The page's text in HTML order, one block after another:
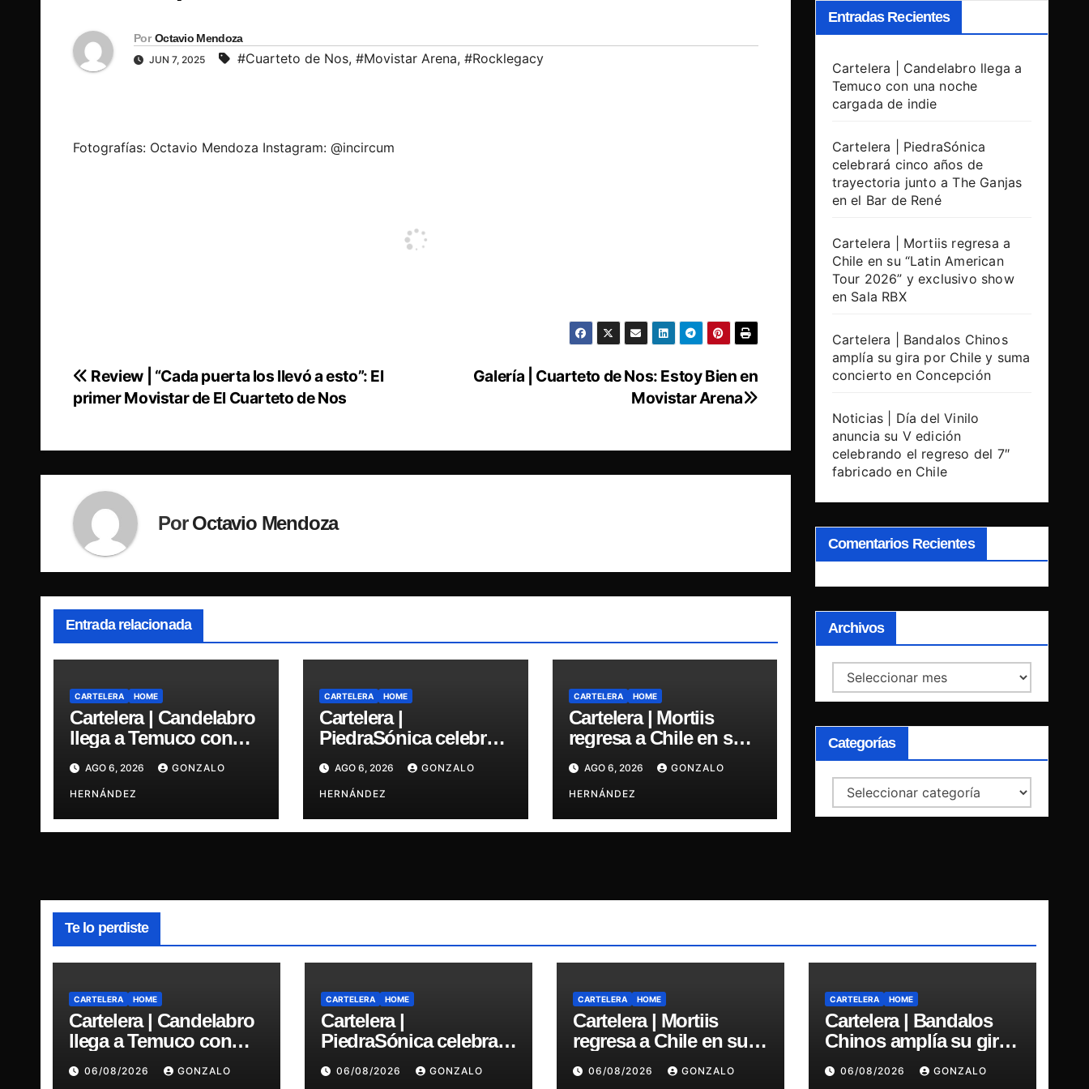
Por Octavio Mendoza
JUN 7, 2025 #Cuarteto de Nos, #Movistar Arena, #Rocklegacy
Fotografías: Octavio Mendoza Instagram: @incircum
Navegación
de
entradas
Galería | Cuarteto de Nos: Estoy Bien en
Movistar Arena
Review | “Cada puerta los llevó a esto”: El
primer Movistar de El Cuarteto de Nos
PorOctavio Mendoza
Entrada relacionada
CARTELERA HOME
Cartelera | Candelabro
llega a Temuco con
una noche cargada de
indie
AGO 6, 2026 GONZALO
HERNÁNDEZ
CARTELERA HOME
Cartelera |
PiedraSónica celebrará
cinco años de
trayectoria junto a The
Ganjas en el Bar de
René
AGO 6, 2026 GONZALO
HERNÁNDEZ
CARTELERA HOME
Cartelera | Mortiis
regresa a Chile en su
“Latin American Tour
2026” y exclusivo
show en Sala RBX
AGO 6, 2026 GONZALO
HERNÁNDEZ
Entradas Recientes
Cartelera | Candelabro llega a
Temuco con una noche
cargada de indie
Cartelera | PiedraSónica
celebrará cinco años de
trayectoria junto a The Ganjas
en el Bar de René
Cartelera | Mortiis regresa a
Chile en su “Latin American
Tour 2026” y exclusivo show
en Sala RBX
Cartelera | Bandalos Chinos
amplía su gira por Chile y suma
concierto en Concepción
Noticias | Día del Vinilo
anuncia su V edición
celebrando el regreso del 7″
fabricado en Chile
Comentarios Recientes
Archivos
Archivos
Categorías
Categorías
Te lo perdiste
CARTELERA HOME
Cartelera | Candelabro
llega a Temuco con
una noche cargada de
indie
06/08/2026 GONZALO
CARTELERA HOME
Cartelera |
PiedraSónica celebrará
cinco años de
trayectoria junto a The
06/08/2026 GONZALO
CARTELERA HOME
Cartelera | Mortiis
regresa a Chile en su
“Latin American Tour
2026” y exclusivo
06/08/2026 GONZALO
CARTELERA HOME
Cartelera | Bandalos
Chinos amplía su gira
por Chile y suma
concierto en
06/08/2026 GONZALO